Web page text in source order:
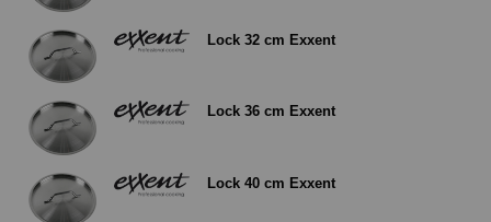
Lock 32 cm Exxent
Lock 36 cm Exxent
Lock 40 cm Exxent